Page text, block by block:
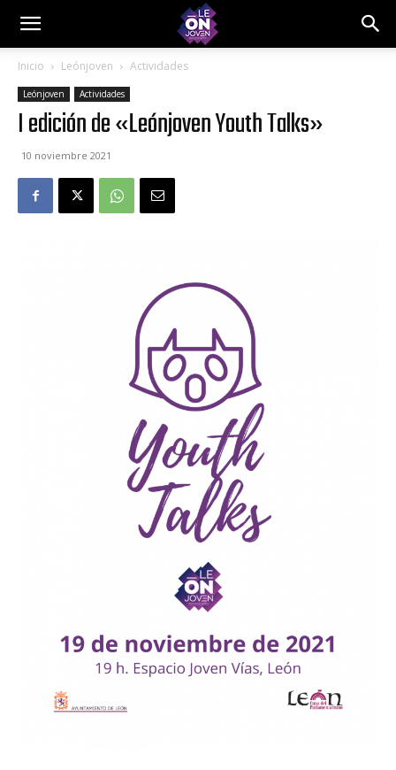
Inicio Leónjoven Actividades
Leónjoven Actividades
I edición de «Leónjoven Youth Talks»
10 noviembre 2021